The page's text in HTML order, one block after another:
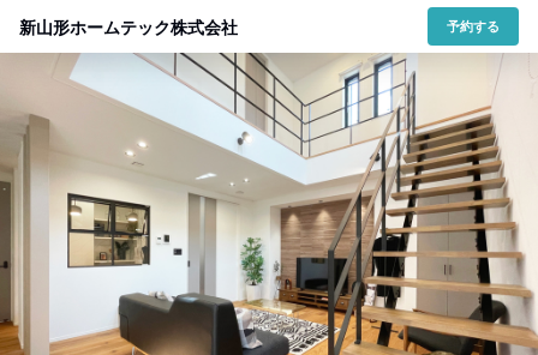
新山形ホームテック株式会社 予約する